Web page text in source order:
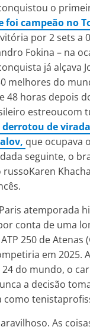
o
foi campeão no
por 2 sets a
Fokina – na
já alçava
melhores do
48 horas depois
estreoucom
derrotou de
que ocupava
seguinte, o
atemporada
conta de uma
250 de Atenas
em 2025.
do mundo, o
a decisão
como
As